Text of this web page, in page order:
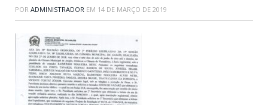
POR ADMINISTRADOR EM 14 DE MARÇO DE 2019